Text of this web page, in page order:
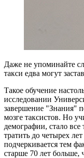
Даже не упоминайте
такси едва могут
Такое обучение
исследовании
завершение "Знания"
мозге таксистов. Но
демографии, стало
тратить до четырех
подчеркивается тем
старше 70 лет больше,